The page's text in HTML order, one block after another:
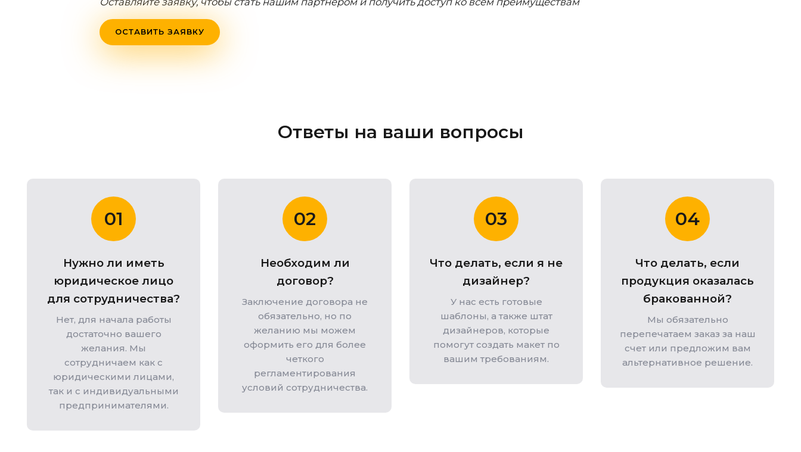
ОСТАВИТЬ ЗАЯВКУ
Ответы на ваши вопросы
01
Нужно ли иметь
юридическое лицо
для сотрудничества?
Нет, для начала работы
достаточно вашего
желания. Мы
сотрудничаем как с
юридическими лицами,
так и с индивидуальными
предпринимателями.
02
Необходим ли
договор?
Заключение договора не
обязательно, но по
желанию мы можем
оформить его для более
четкого
регламентирования
условий сотрудничества.
03
Что делать, если я не
дизайнер?
У нас есть готовые
шаблоны, а также штат
дизайнеров, которые
помогут создать макет по
вашим требованиям.
04
Что делать, если
продукция оказалась
бракованной?
Мы обязательно
перепечатаем заказ за наш
счет или предложим вам
альтернативное решение.